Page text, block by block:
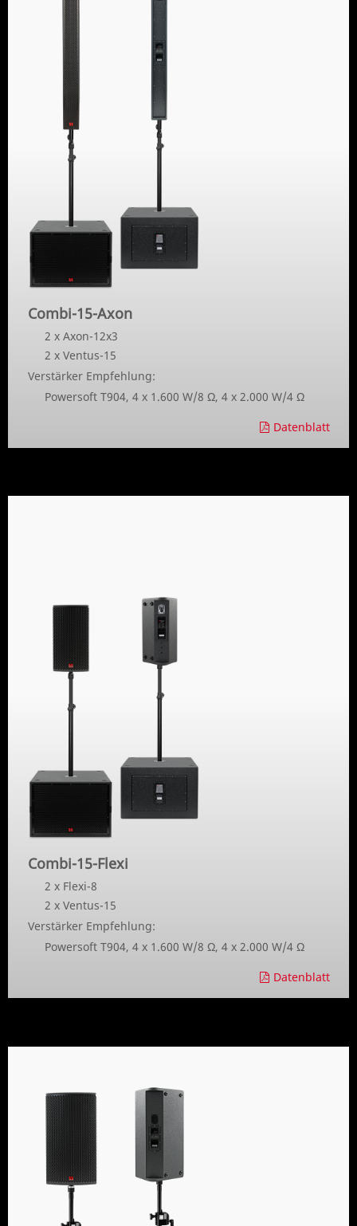
Combi-15-Axon
2 x Axon-12x3
2 x Ventus-15
Verstärker Empfehlung:
Powersoft T904, 4 x 1.600 W/8 Ω, 4 x 2.000 W/4 Ω
Datenblatt
Combi-15-Flexi
2 x Flexi-8
2 x Ventus-15
Verstärker Empfehlung:
Powersoft T904, 4 x 1.600 W/8 Ω, 4 x 2.000 W/4 Ω
Datenblatt